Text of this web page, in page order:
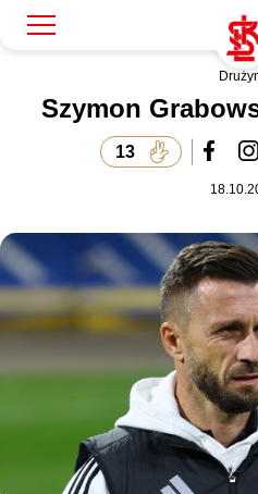
Klub
Bilety
Akademia
Dla mediów
Szymon
13